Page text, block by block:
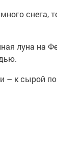
снега,
луна на
– к сырой